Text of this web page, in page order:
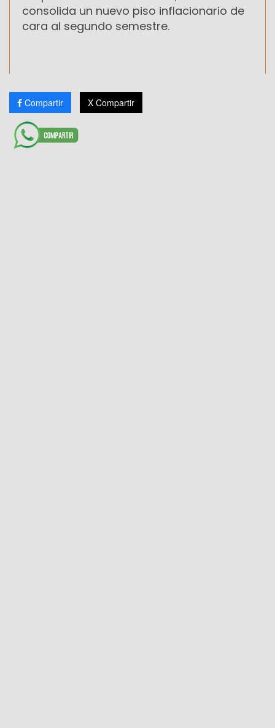
consolida un nuevo piso inflacionario de
cara al segundo semestre.
Compartir X Compartir